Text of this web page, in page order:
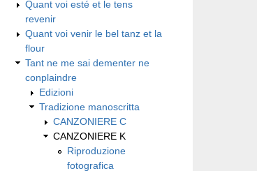
Quant voi esté et le tens
revenir
Quant voi venir le bel tanz et la
flour
Tant ne me sai dementer ne
conplaindre
Edizioni
Tradizione manoscritta
CANZONIERE C
CANZONIERE K
Riproduzione
fotografica